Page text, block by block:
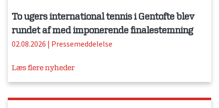
To ugers international tennis i Gentofte blev
rundet af med imponerende finalestemning
02.08.2026 | Pressemeddelelse
Læs flere nyheder